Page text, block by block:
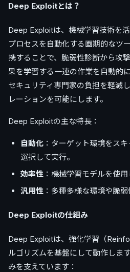
Deep Exploitとは？
Deep Exploitは、機械学習技術を
プロセスを自動化する画期的なツ
携することで、脆弱性診断から攻
果を学習する一連の作業を自動的
セキュリティ専門家の負担を軽減
レーションを可能にします。
Deep Exploitの主な特長：
自動化 ：ターゲット環境をス
選択して実行。
効率性 ：機械学習モデルを使
汎用性 ：多種多様な環境や脆弱
Deep Exploitの仕組み
Deep Exploitは、強化学習（
ルゴリズムを基盤にして動作しま
みを支えています：